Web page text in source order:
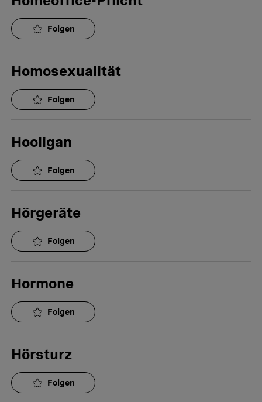
Folgen
Homosexualität
Folgen
Hooligan
Folgen
Hörgeräte
Folgen
Hormone
Folgen
Hörsturz
Folgen